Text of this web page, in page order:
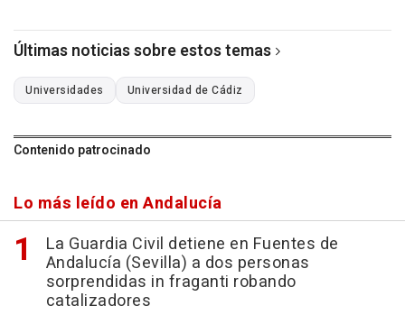
Últimas noticias sobre estos temas
Universidades Universidad de Cádiz
Contenido patrocinado
Lo más leído en Andalucía
La Guardia Civil detiene en Fuentes de
Andalucía (Sevilla) a dos personas
sorprendidas in fraganti robando
catalizadores